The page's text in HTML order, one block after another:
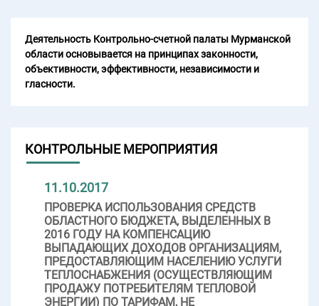
Деятельность Контрольно-счетной палаты Мурманской
области основывается на принципах законности,
объективности, эффективности, независимости и
гласности.
КОНТРОЛЬНЫЕ МЕРОПРИЯТИЯ
11.10.2017
ПРОВЕРКА ИСПОЛЬЗОВАНИЯ СРЕДСТВ
ОБЛАСТНОГО БЮДЖЕТА, ВЫДЕЛЕННЫХ В
2016 ГОДУ НА КОМПЕНСАЦИЮ
ВЫПАДАЮЩИХ ДОХОДОВ ОРГАНИЗАЦИЯМ,
ПРЕДОСТАВЛЯЮЩИМ НАСЕЛЕНИЮ УСЛУГИ
ТЕПЛОСНАБЖЕНИЯ (ОСУЩЕСТВЛЯЮЩИМ
ПРОДАЖУ ПОТРЕБИТЕЛЯМ ТЕПЛОВОЙ
ЭНЕРГИИ) ПО ТАРИФАМ, НЕ